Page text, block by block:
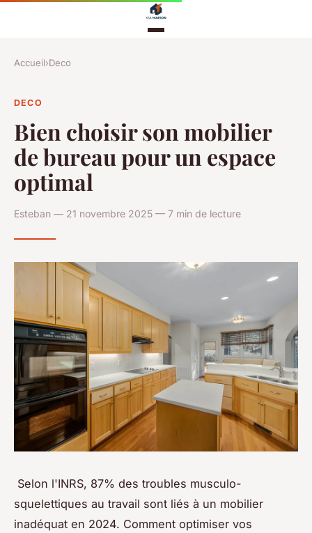
Accueil›Deco
DECO
Bien choisir son mobilier
de bureau pour un espace
optimal
Esteban — 21 novembre 2025 — 7 min de lecture
Selon l'INRS, 87% des troubles musculo-
squelettiques au travail sont liés à un mobilier
inadéquat en 2024. Comment optimiser vos